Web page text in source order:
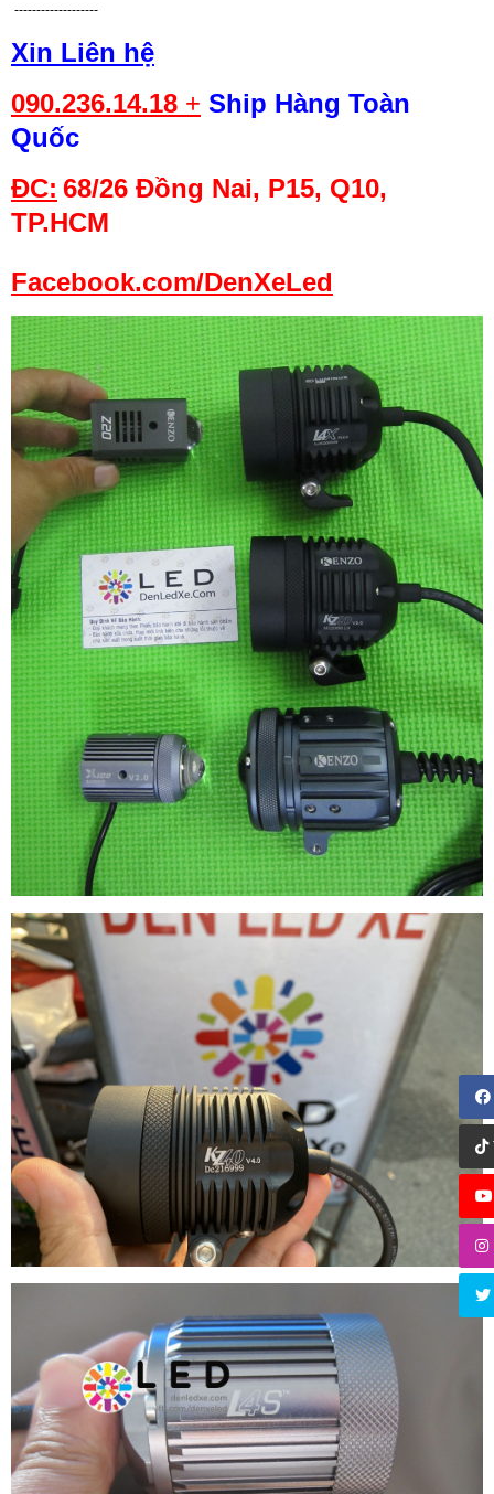
-------------------
Xin Liên hệ
090.236.14.18 + Ship Hàng Toàn
Quốc
ĐC: 68/26 Đồng Nai, P15, Q10,
TP.HCM
Facebook.com/DenXeLed